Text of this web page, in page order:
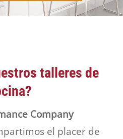
talleres de
Company
el placer de